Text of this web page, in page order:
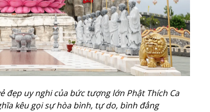
đẹp uy nghi của bức tượng lớn Phật Thích Ca
kêu gọi sự hòa bình, tự do, bình đẳng